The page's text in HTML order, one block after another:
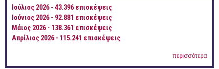
Ιούλιος 2026 - 43.396 επισκέψεις
Ιούνιος 2026 - 92.881 επισκέψεις
Μάιος 2026 - 138.361 επισκέψεις
Απρίλιος 2026 - 115.241 επισκέψεις
περισσότερα